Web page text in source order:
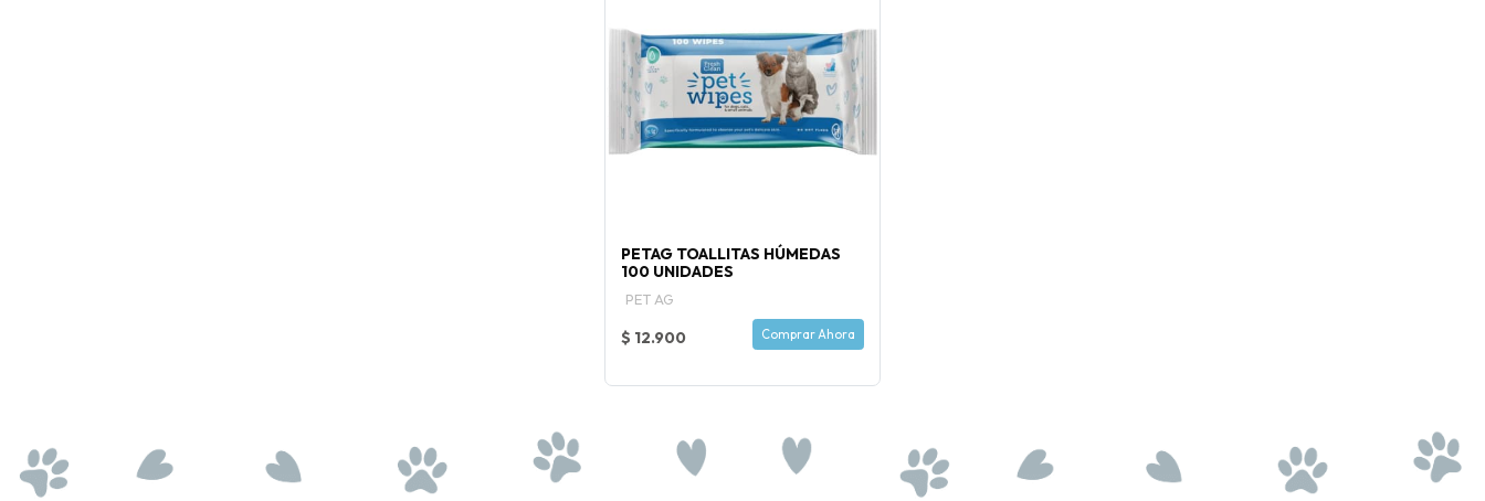
PETAG TOALLITAS HÚMEDAS
100 UNIDADES
PET AG
$ 12.900 Comprar Ahora